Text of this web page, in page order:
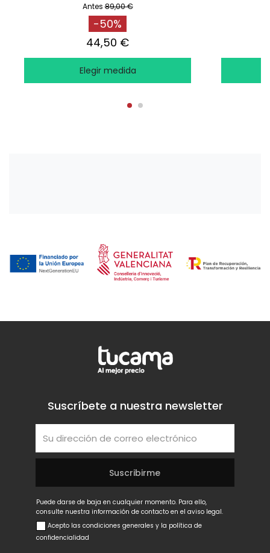
Antes 89,00 €
-50%
44,50 €
Elegir medida
Suscríbete a nuestra newsletter
Puede darse de baja en cualquier momento. Para ello,
consulte nuestra información de contacto en el aviso legal.
Acepto las condiciones generales y la política de
confidencialidad